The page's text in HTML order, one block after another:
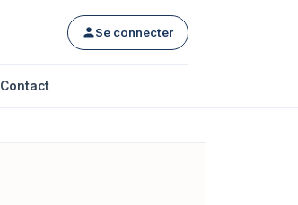
Se connecter
Contact